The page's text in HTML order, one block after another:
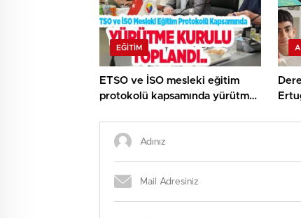
EĞITIM
ETSO ve İSO mesleki eğitim
protokolü kapsamında yürütme